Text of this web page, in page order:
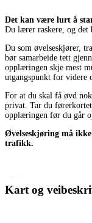
Det kan være lurt å
Du lærer raskere, og
Du som øvelseskjører,
bør samarbeide tett
opplæringen skje mest
utgangspunkt for videre
For at du skal få øvd
privat. Tar du
opplæringen før du går
Øvelseskjøring må
trafikk.
Kart og